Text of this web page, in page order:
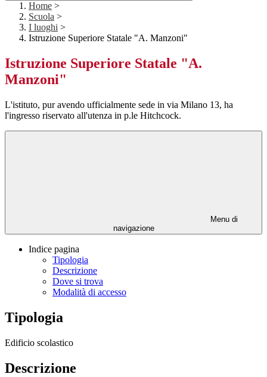
Home >
Scuola >
I luoghi >
Istruzione Superiore Statale "A. Manzoni"
Istruzione Superiore Statale "A.
Manzoni"
L'istituto, pur avendo ufficialmente sede in via Milano 13, ha
l'ingresso riservato all'utenza in p.le Hitchcock.
Menu di
navigazione
Indice pagina
Tipologia
Descrizione
Dove si trova
Modalità di accesso
Tipologia
Edificio scolastico
Descrizione